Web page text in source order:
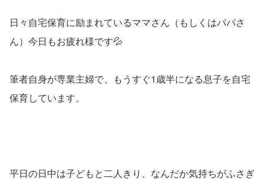
日々自宅保育に励まれているママさん（もしくはパパさ
ん）今日もお疲れ様です💦
筆者自身が専業主婦で、もうすぐ1歳半になる息子を自宅
保育しています。
平日の日中は子どもと二人きり、なんだか気持ちがふさぎ